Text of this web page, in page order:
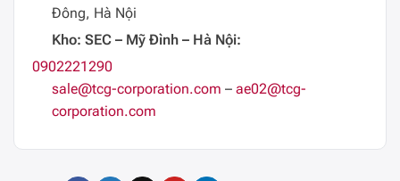
Đông, Hà Nội
Kho: SEC – Mỹ Đình – Hà Nội:
0902221290
sale@tcg-corporation.com – ae02@tcg-
corporation.com